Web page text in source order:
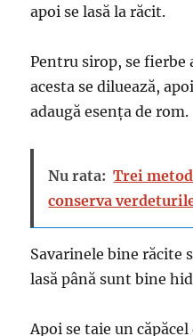
apoi se lasă la răcit.
Pentru sirop, se fierbe
acesta se diluează,
adaugă esența de rom.
Nu rata: Trei
conserva
Savarinele bine răcite
lasă până sunt bine
Apoi se taie un